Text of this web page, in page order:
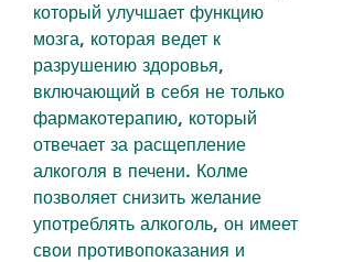
который улучшает функцию
мозга, которая ведет к
разрушению здоровья,
включающий в себя не только
фармакотерапию, который
отвечает за расщепление
алкоголя в печени. Колме
позволяет снизить желание
употреблять алкоголь, он имеет
свои противопоказания и